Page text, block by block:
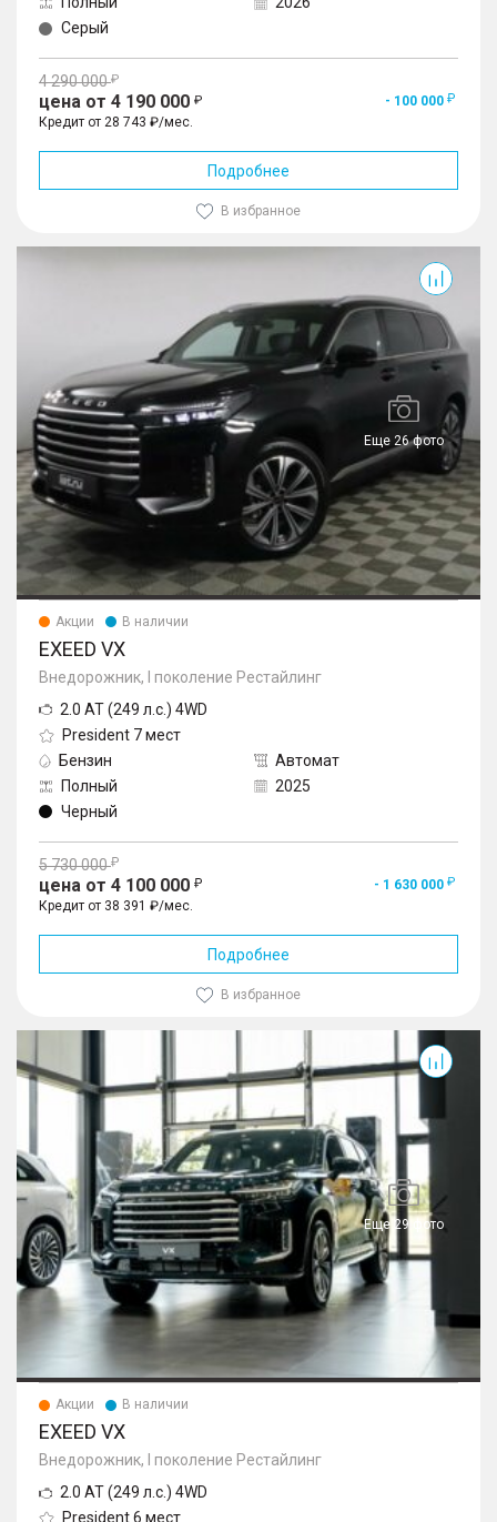
Серый
4 290 000
цена от 4 190 000
- 100 000
Кредит от 28 743 ₽/мес.
Подробнее
В избранное
Еще 26 фото
Акции В наличии
EXEED VX
Внедорожник, I поколение Рестайлинг
2.0 AT (249 л.с.) 4WD
President 7 мест
Бензин
Автомат
Полный
2025
Черный
5 730 000
цена от 4 100 000
- 1 630 000
Кредит от 38 391 ₽/мес.
Подробнее
В избранное
Еще 29 фото
Акции В наличии
EXEED VX
Внедорожник, I поколение Рестайлинг
2.0 AT (249 л.с.) 4WD
President 6 мест